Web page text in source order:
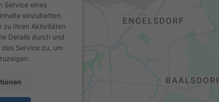
Service eines
einzubetten.
zu Ihren Aktivitäten
Details durch und
Service zu, um